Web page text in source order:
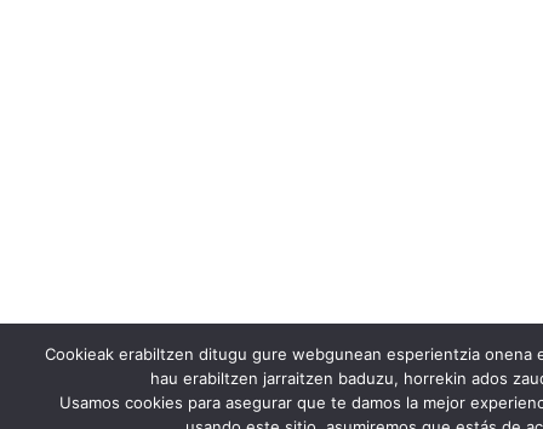
Cookieak erabiltzen ditugu gure webgunean esperientzia onena
hau erabiltzen jarraitzen baduzu, horrekin ados
Usamos cookies para asegurar que te damos la mejor